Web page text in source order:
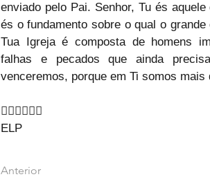
enviado pelo Pai. Senhor, Tu és
és o fundamento sobre o qual o
Tua Igreja é composta de homens
falhas e pecados que ainda
venceremos, porque em Ti somos mais
🙇‍♂🙇‍♂🙇‍♂
ELP
Anterior